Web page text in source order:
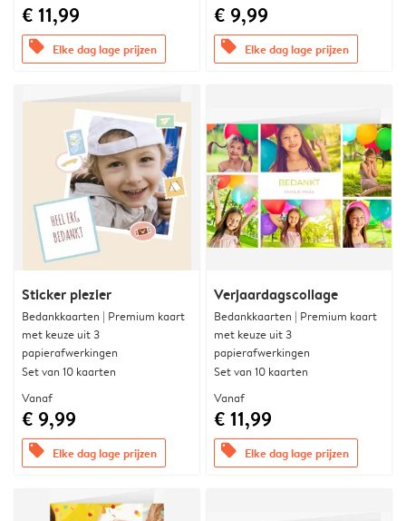
€ 11,99
offers Elke dag lage prijzen
€ 9,99
offers Elke dag lage prijzen
Sticker plezier
Bedankkaarten | Premium kaart
met keuze uit 3
papierafwerkingen
Set van 10 kaarten
Vanaf
€ 9,99
offers Elke dag lage prijzen
Verjaardagscollage
Bedankkaarten | Premium kaart
met keuze uit 3
papierafwerkingen
Set van 10 kaarten
Vanaf
€ 11,99
offers Elke dag lage prijzen